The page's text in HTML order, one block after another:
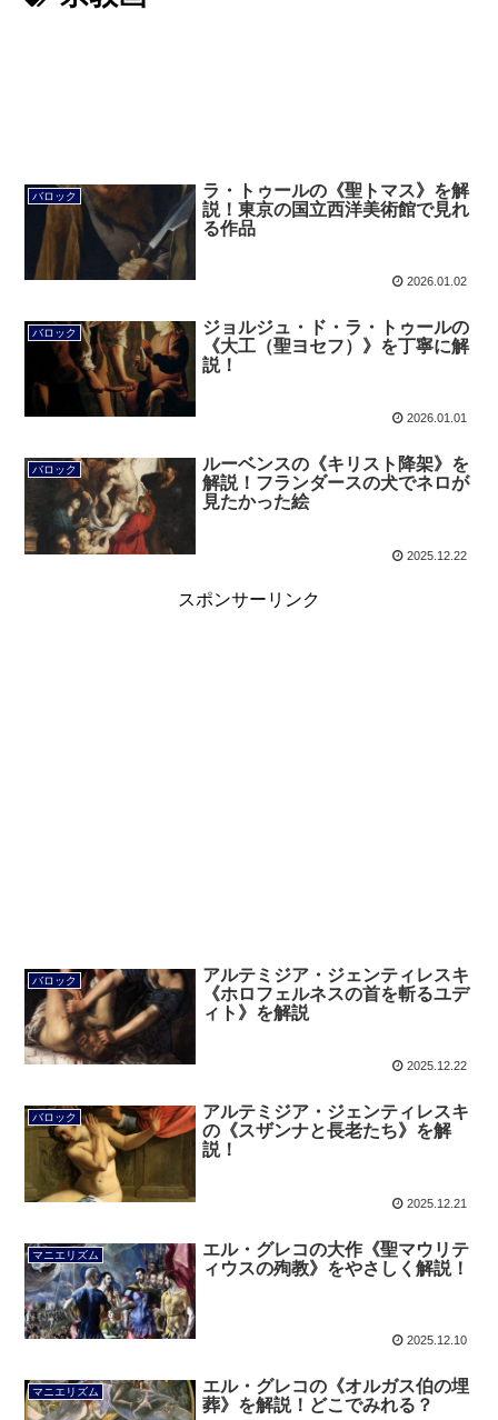
バロック
ラ・トゥールの《聖トマス》を解
説！東京の国立西洋美術館で見れ
る作品
2026.01.02
バロック
ジョルジュ・ド・ラ・トゥールの
《大工（聖ヨセフ）》を丁寧に解
説！
2026.01.01
バロック
ルーベンスの《キリスト降架》を
解説！フランダースの犬でネロが
見たかった絵
2025.12.22
スポンサーリンク
バロック
アルテミジア・ジェンティレスキ
《ホロフェルネスの首を斬るユデ
ィト》を解説
2025.12.22
バロック
アルテミジア・ジェンティレスキ
の《スザンナと長老たち》を解
説！
2025.12.21
マニエリズム
エル・グレコの大作《聖マウリテ
ィウスの殉教》をやさしく解説！
2025.12.10
マニエリズム
エル・グレコの《オルガス伯の埋
葬》を解説！どこでみれる？